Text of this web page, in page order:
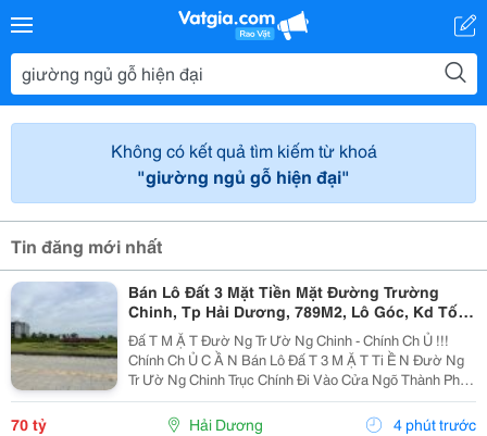
Không có kết quả tìm kiếm từ khoá
"giường ngủ gỗ hiện đại"
Tin đăng mới nhất
Bán Lô Đất 3 Mặt Tiền Mặt Đường Trường
Chinh, Tp Hải Dương, 789M2, Lô Góc, Kd Tốt,
Vị Trí Đẹp
Đấ T M Ặ T Đườ Ng Tr Ườ Ng Chinh - Chính Ch Ủ !!!
Chính Ch Ủ C Ầ N Bán Lô Đấ T 3 M Ặ T Ti Ề N Đườ Ng
Tr Ườ Ng Chinh Trục Chính Đi Vào Cửa Ngõ Thành Ph Ố
H Ả I D Ươ Ng - Di Ệ N Tích 789M2, Lô Góc 3 M Ặ T Ti Ề
70 tỷ Hải Dương 4 phút trước